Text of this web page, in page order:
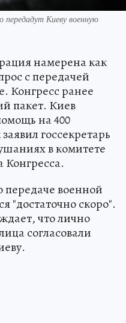
Киеву военную
намерена как
с передачей
Конгресс ранее
пакет. Киев
на 400
госсекретарь
в комитете
Конгресса.
передаче военной
"достаточно скоро".
что лично
согласовали